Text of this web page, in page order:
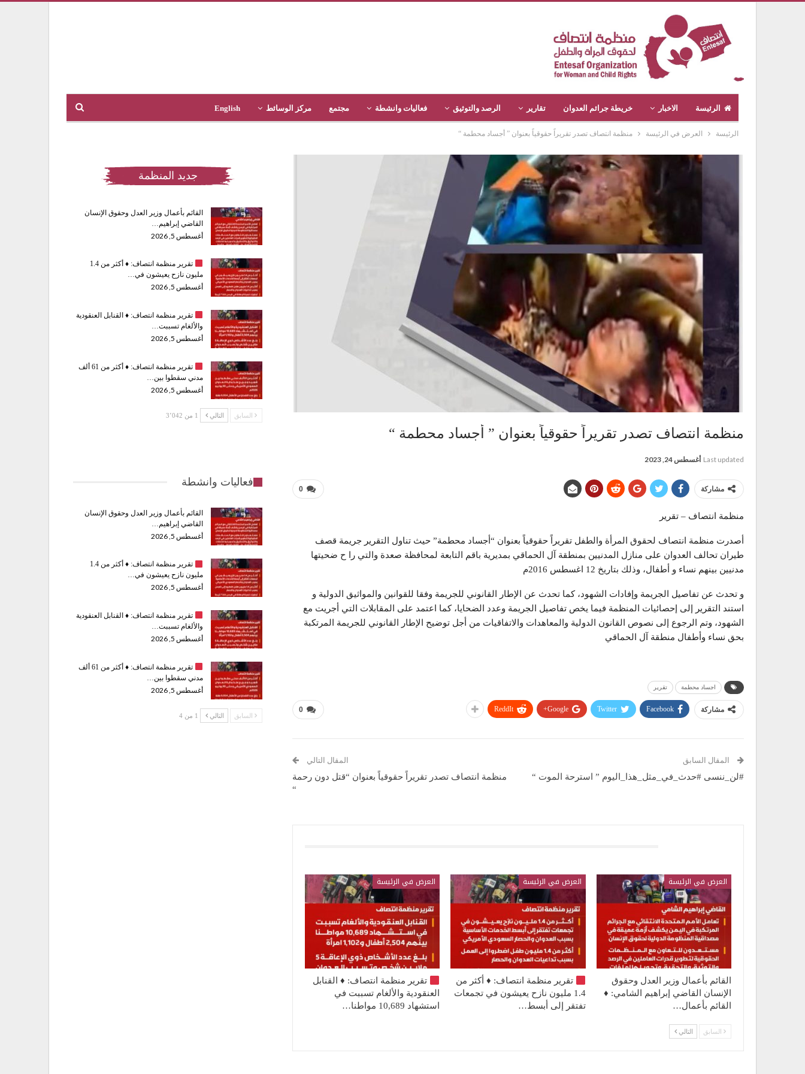
الرئيسة الاخبار خريطة جرائم العدوان تقارير الرصد والتوثيق فعاليات وانشطة مجتمع مركز الوسائط English
الرئيسة العرض في الرئيسة منظمة انتصاف تصدر تقريراً حقوقياً بعنوان ” أجساد محطمة “
منظمة انتصاف تصدر تقريراً حقوقياً بعنوان ” أجساد محطمة “
Last updated أغسطس 24, 2023
0 مشاركة
منظمة انتصاف – تقرير
أصدرت منظمة انتصاف لحقوق المرأة والطفل تقريراً حقوقياً بعنوان “أجساد محطمة” حيث تناول التقرير جريمة قصف
طيران تحالف العدوان على منازل المدنيين بمنطقة آل الحماقي بمديرية باقم التابعة لمحافظة صعدة والتي را ح ضحيتها
مدنيين بينهم نساء و أطفال، وذلك بتاريخ 12 اغسطس 2016م
و تحدث عن تفاصيل الجريمة وإفادات الشهود، كما تحدث عن الإطار القانوني للجريمة وفقا للقوانين والمواثيق الدولية و
استند التقرير إلى إحصائيات المنظمة فيما يخص تفاصيل الجريمة وعدد الضحايا، كما اعتمد على المقابلات التي أجريت مع
الشهود، وتم الرجوع إلى نصوص القانون الدولية والمعاهدات والاتفاقيات من أجل توضيح الإطار القانوني للجريمة المرتكبة
بحق نساء وأطفال منطقة آل الحماقي
اجساد محطمة تقرير
0 مشاركة Facebook
Twitter
Google+
ReddIt
المقال السابق
#لن_ننسى #حدث_في_مثل_هذا_اليوم ” استرحة الموت “
المقال التالي
منظمة انتصاف تصدر تقريراً حقوقياً بعنوان “قتل دون رحمة
“
العرض في الرئيسة
القائم بأعمال وزير العدل وحقوق
الإنسان القاضي إبراهيم الشامي: ♦️
القائم بأعمال…
العرض في الرئيسة
تقرير منظمة انتصاف: ♦️ أكثر من
1.4 مليون نازح يعيشون في تجمعات
تفتقر إلى أبسط…
العرض في الرئيسة
تقرير منظمة انتصاف: ♦️القنابل
العنقودية والألغام تسببت في
استشهاد 10,689 مواطنا…
السابق التالي
جديد المنظمة
القائم بأعمال وزير العدل وحقوق الإنسان
القاضي إبراهيم…
أغسطس 5, 2026
تقرير منظمة انتصاف: ♦️
أكثر من 1.4
مليون نازح يعيشون في…
أغسطس 5, 2026
تقرير منظمة انتصاف: ♦️القنابل العنقودية
والألغام تسببت…
أغسطس 5, 2026
تقرير منظمة انتصاف: ♦️
أكثر من 61 ألف
مدني سقطوا بين…
أغسطس 5, 2026
السابق التالي 1 من 3٬042
فعاليات وانشطة
القائم بأعمال وزير العدل وحقوق الإنسان
القاضي إبراهيم…
أغسطس 5, 2026
تقرير منظمة انتصاف: ♦️
أكثر من 1.4
مليون نازح يعيشون في…
أغسطس 5, 2026
تقرير منظمة انتصاف: ♦️القنابل العنقودية
والألغام تسببت…
أغسطس 5, 2026
تقرير منظمة انتصاف: ♦️
أكثر من 61 ألف
مدني سقطوا بين…
أغسطس 5, 2026
السابق التالي 1 من 4